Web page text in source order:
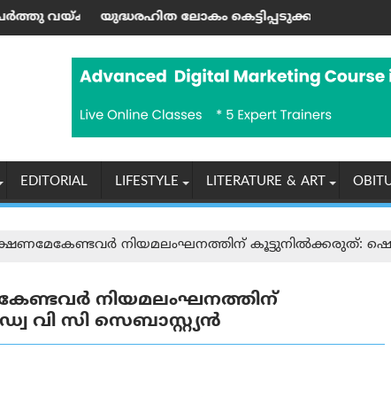
ജയശങ്കര്‍ പിള്ള
ലോകം കെട്ടിപ്പടുക്കാന്‍ ആഹ്വാനം ചെയ്ത ഹിരോഷിമ
യൂണിയൻ
EDITORIAL LIFESTYLE LITERATURE & ART
നിയമലംഘനത്തിന് കൂട്ടുനില്‍ക്കരുത്:
നിയമലംഘനത്തിന്
വി സി സെബാസ്റ്റ്യൻ